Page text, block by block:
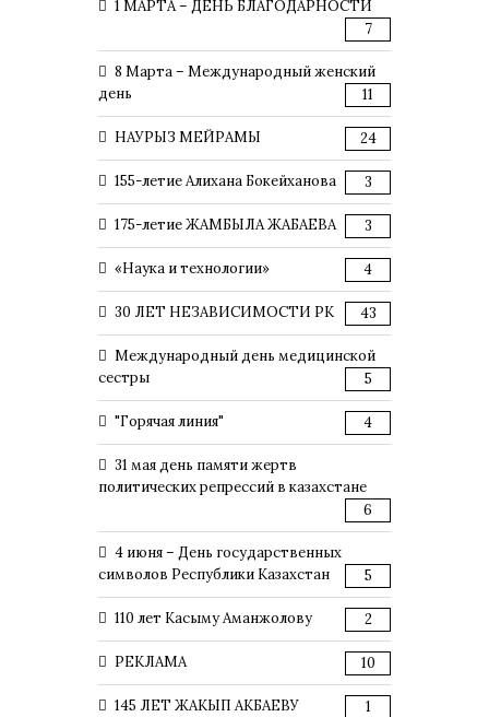
1 МАРТА – ДЕНЬ БЛАГОДАРНОСТИ
7
8 Марта – Международный женский
день
11
НАУРЫЗ МЕЙРАМЫ 24
155-летие Алихана Бокейханова 3
175-летие ЖАМБЫЛА ЖАБАЕВА 3
«Наука и технологии» 4
30 ЛЕТ НЕЗАВИСИМОСТИ РК 43
Международный день медицинской
сестры
5
"Горячая линия" 4
31 мая день памяти жертв
политических репрессий в казахстане
6
4 июня – День государственных
символов Республики Казахстан
5
110 лет Касыму Аманжолову 2
РЕКЛАМА 10
145 ЛЕТ ЖАКЫП АКБАЕВУ 1